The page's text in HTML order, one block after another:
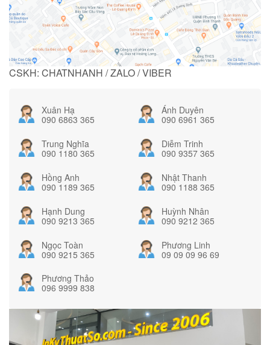
CSKH: CHATNHANH / ZALO / VIBER
Xuân Hạ
090 6863 365
Ánh Duyên
090 6961 365
Trung Nghĩa
090 1180 365
Diễm Trinh
090 9357 365
Hồng Anh
090 1189 365
Nhật Thanh
090 1188 365
Hạnh Dung
090 9213 365
Huỳnh Nhân
090 9212 365
Ngọc Toàn
090 9215 365
Phương Linh
09 09 09 96 69
Phương Thảo
096 9999 838